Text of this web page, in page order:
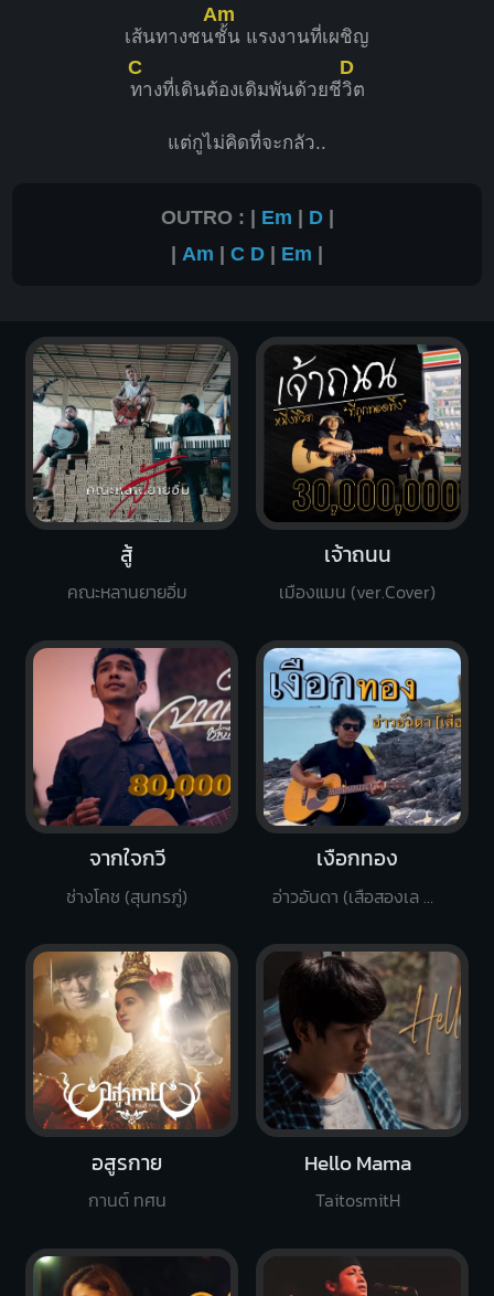
เส้นทางชน
Am
ชั้น แรงงานที่เผชิญ
C
ทางที่เดินต้องเดิมพันด้วยชี
D
วิต
แต่กูไม่คิดที่จะกลัว..
OUTRO : | Em | D|
| Am | C D | Em |
สู้
คณะหลานยายอิ่ม
เจ้าถนน
เมืองแมน (ver.Cover)
จากใจกวี
ช่างโคช (สุนทรภู่)
เงือกทอง
อ่าวอันดา (เสือสองเล Cover)
อสูรกาย
กานต์ ทศน
Hello Mama
TaitosmitH